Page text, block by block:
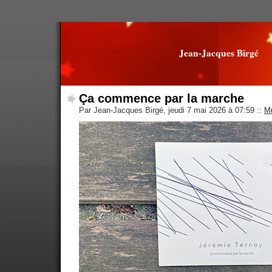
Jean-Jacques Birgé
Ça commence par la marche
Par Jean-Jacques Birgé, jeudi 7 mai 2026 à 07:59 ::